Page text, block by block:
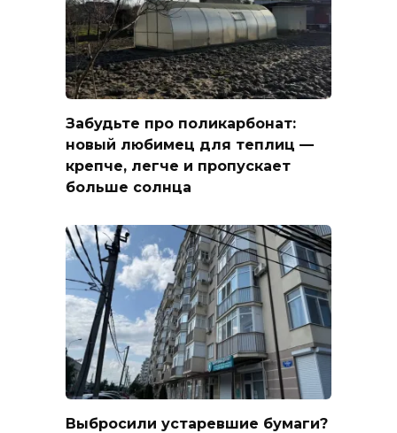
Забудьте про поликарбонат:
новый любимец для теплиц —
крепче, легче и пропускает
больше солнца
Выбросили устаревшие бумаги?